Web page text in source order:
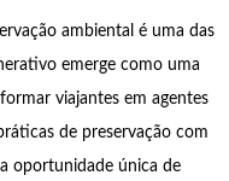
ambiental é uma das
emerge como uma
viajantes em agentes
de preservação com
oportunidade única de